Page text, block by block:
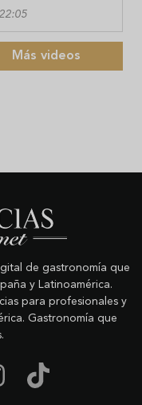
Más videos
de gastronomía que
y Latinoamérica.
para profesionales y
Gastronomía que